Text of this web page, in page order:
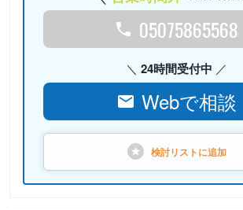
05075865568
24時間受付中
Webで相談
検討リストに追加